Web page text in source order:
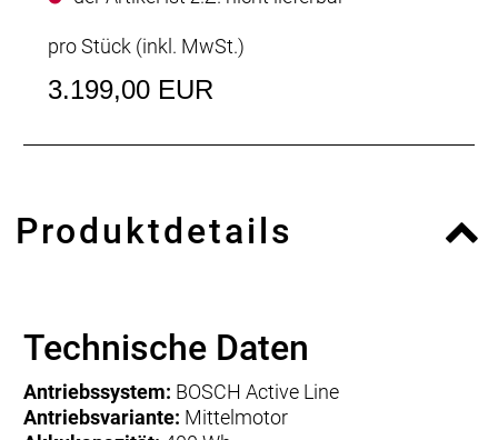
pro Stück (inkl. MwSt.)
3.199,00 EUR
Produktdetails
Technische Daten
Antriebssystem: BOSCH Active Line
Antriebsvariante: Mittelmotor